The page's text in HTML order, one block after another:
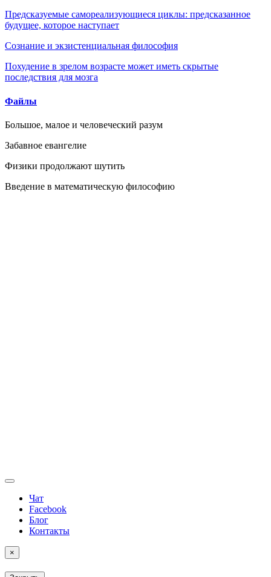
Предсказуемые самореализующиеся циклы: предсказанное
будущее, которое наступает
Сознание и экзистенциальная философия
Похудение в зрелом возрасте может иметь скрытые
последствия для мозга
Файлы
Большое, малое и человеческий разум
Забавное евангелие
Физики продолжают шутить
Введение в математическую философию
Чат
Facebook
Блог
Контакты
×